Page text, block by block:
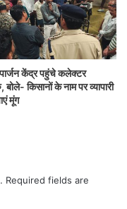
केंद्र पहुंचे कलेक्टर
बोले- किसानों के नाम पर व्यापारी
मूंग
Required fields are